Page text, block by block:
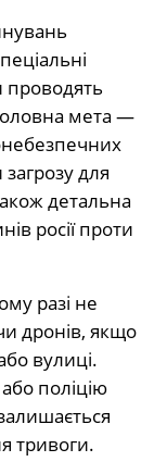
проводять
мета —
для
детальна
росії проти
разі не
дронів, якщо
вулиці.
поліцію
тривоги.